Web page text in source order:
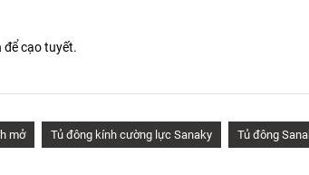
cạo tuyết.
mở Tủ đông kính cường lực Sanaky Tủ đông